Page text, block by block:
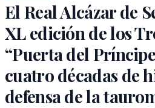
El Real Alcázar de
XL edición de los
“Puerta del
cuatro décadas de
defensa de la